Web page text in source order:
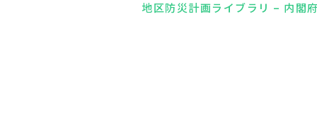
地区防災計画ライブラリ – 内閣